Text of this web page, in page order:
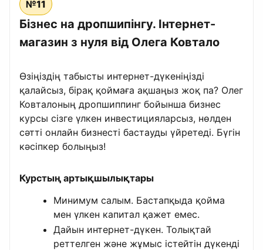
№11
Бізнес на дропшипінгу. Інтернет-
магазин з нуля від Олега Ковтало
Өзіңіздің табысты интернет-дүкеніңізді
қалайсыз, бірақ қоймаға ақшаңыз жоқ па? Олег
Ковталоның дропшиппинг бойынша бизнес
курсы сізге үлкен инвестицияларсыз, нөлден
сәтті онлайн бизнесті бастауды үйретеді. Бүгін
кәсіпкер болыңыз!
Курстың артықшылықтары
Минимум салым. Бастапқыда қойма
мен үлкен капитал қажет емес.
Дайын интернет-дүкен. Толықтай
реттелген және жұмыс істейтін дүкенді